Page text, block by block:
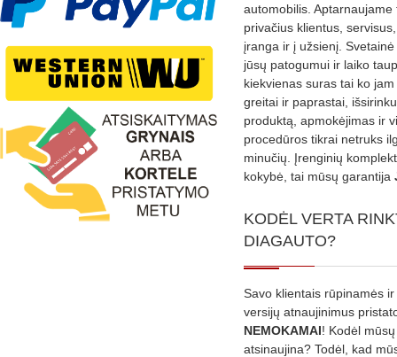
automobilis. Aptarnaujame
privačius klientus,
įranga ir į užsienį.
jūsų patogumui ir laiko
kiekvienas suras tai ko
greitai ir paprastai,
produktą, apmokėjimas ir
procedūros tikrai netruks
minučių. Įrenginių
kokybė, tai mūsų garantija
KODĖL VERTA
DIAGAUTO?
Savo klientais rūpinamės
versijų atnaujinimus
NEMOKAMAI! Kodėl
atsinaujina? Todėl, kad